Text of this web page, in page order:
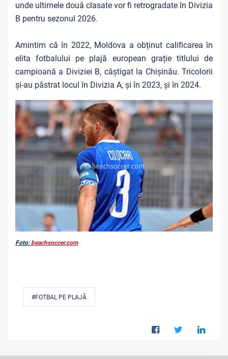
unde ultimele două clasate vor fi retrogradate în Divizia
B pentru sezonul 2026.
Amintim că în 2022, Moldova a obținut calificarea în
elita fotbalului pe plajă european grație titlului de
campioană a Diviziei B, câștigat la Chișinău. Tricolorii
și-au păstrat locul în Divizia A, și în 2023, și în 2024.
Foto:beachsoccer.com
#FOTBAL PE PLAJĂ